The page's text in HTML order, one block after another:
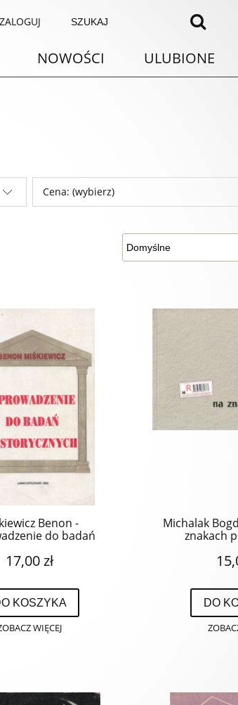
ZALOGUJ
NOWOŚCI ULUBIONE
Cena: (wybierz)
Benon -
do badań
17,00 zł
KOSZYKA
WIĘCEJ
Michalak
znakach
DO